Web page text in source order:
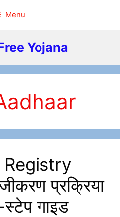
Menu
Yojana
प्रक्रिया
गाइड